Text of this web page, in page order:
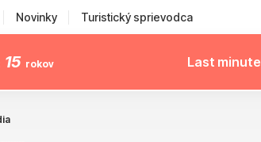
Novinky Turistický sprievodca
15 rokov Last minute